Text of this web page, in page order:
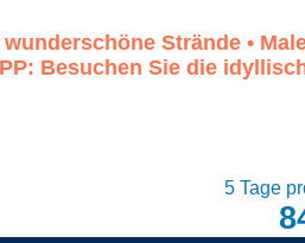
Strände •
Besuchen Sie die
5 Tage